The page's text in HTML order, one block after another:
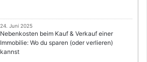
24. Juni 2025
Nebenkosten beim Kauf & Verkauf einer
Immobilie: Wo du sparen (oder verlieren)
kannst